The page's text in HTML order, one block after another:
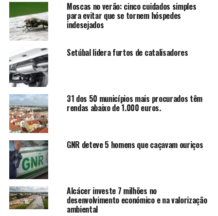
Moscas no verão: cinco cuidados simples
para evitar que se tornem hóspedes
indesejados
Setúbal lidera furtos de catalisadores
31 dos 50 municípios mais procurados têm
rendas abaixo de 1.000 euros.
GNR deteve 5 homens que caçavam ouriços
Alcácer investe 7 milhões no
desenvolvimento económico e na valorização
ambiental